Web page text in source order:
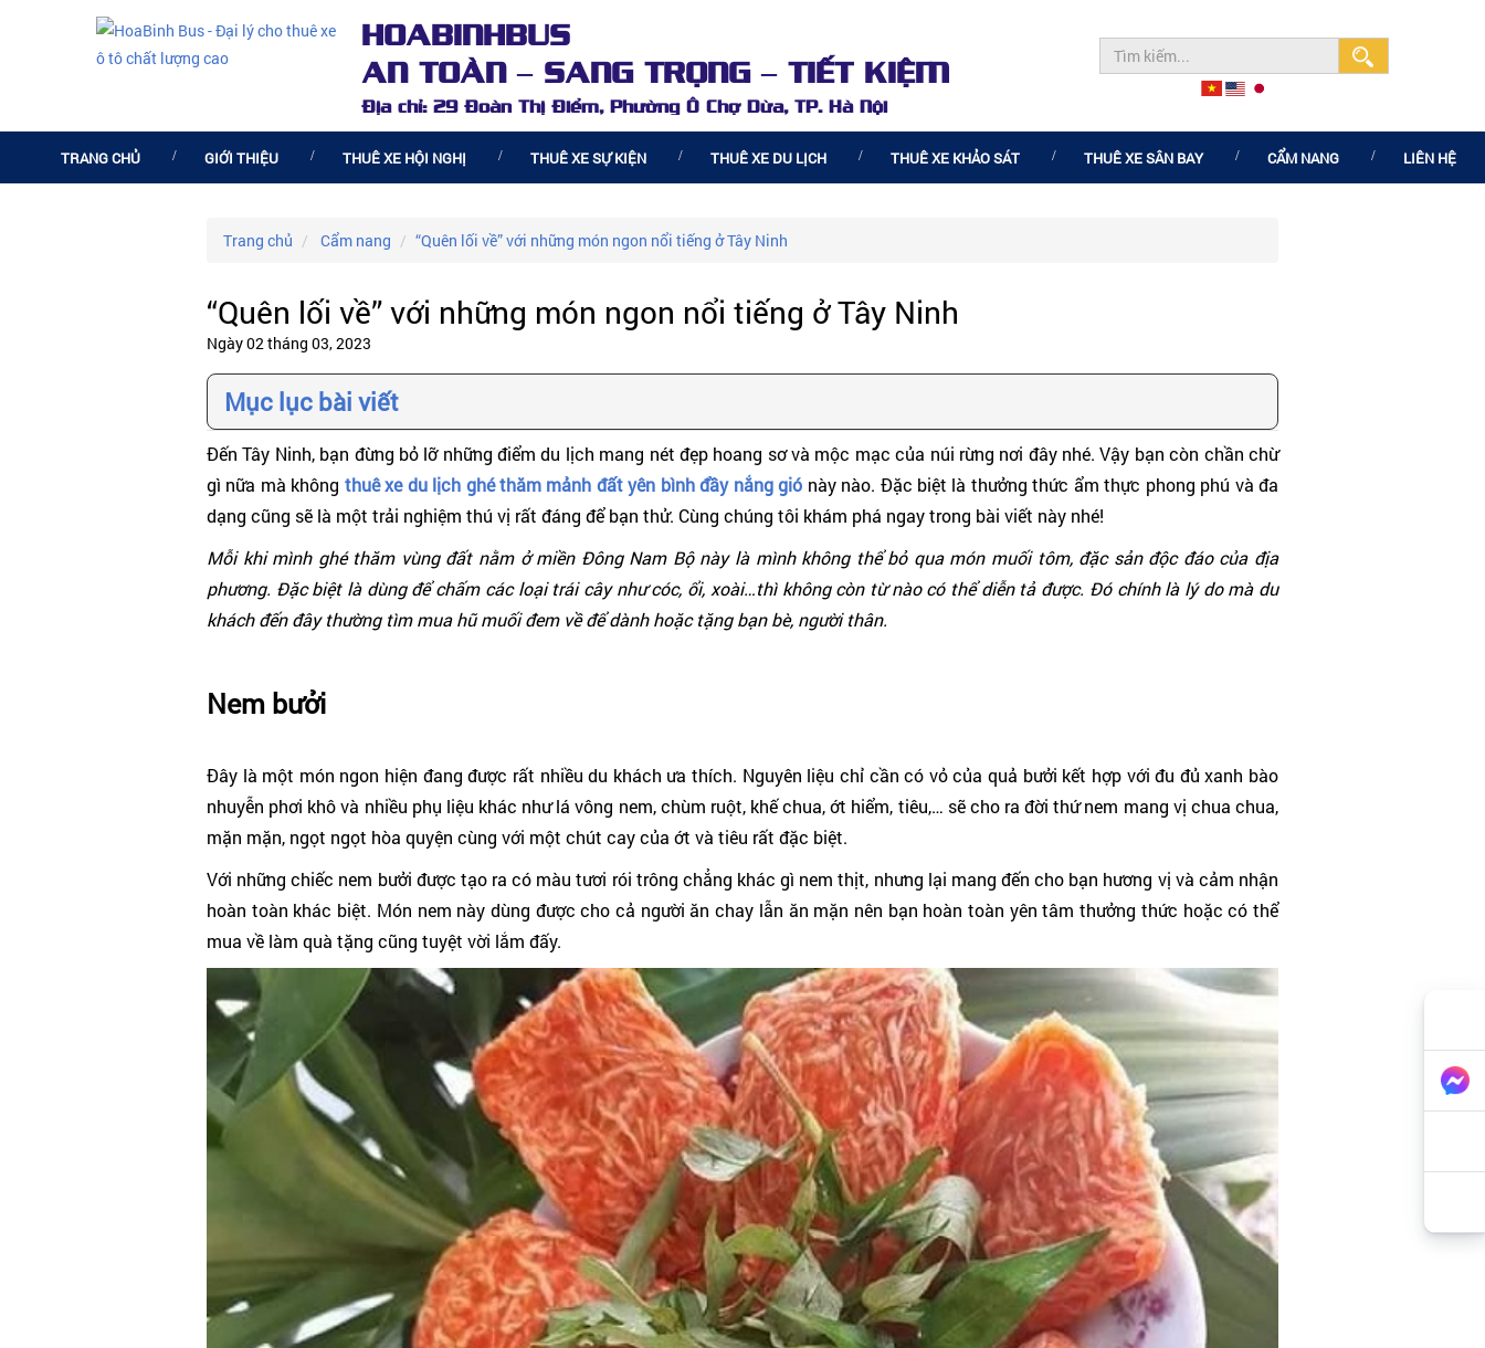
HOABINHBUS
AN TOÀN – SANG TRỌNG – TIẾT KIỆM
Địa chỉ: 29 Đoàn Thị Điểm, Phường Ô Chợ Dừa, TP. Hà Nội
TRANG CHỦ GIỚI THIỆU THUÊ XE HỘI NGHỊ THUÊ XE SỰ KIỆN THUÊ XE DU LỊCH THUÊ XE KHẢO SÁT THUÊ XE SÂN BAY CẨM NANG LIÊN HỆ
Trang chủ Cẩm nang “Quên lối về” với những món ngon nổi tiếng ở Tây Ninh
“Quên lối về” với những món ngon nổi tiếng ở Tây Ninh
Ngày 02 tháng 03, 2023
Mục lục bài viết
Đến Tây Ninh, bạn đừng bỏ lỡ những điểm du lịch mang nét đẹp hoang sơ và mộc mạc của núi rừng nơi đây nhé. Vậy bạn còn chần chừ
gì nữa mà không thuê xe du lịch ghé thăm mảnh đất yên bình đầy nắng gió này nào. Đặc biệt là thưởng thức ẩm thực phong phú và đa
dạng cũng sẽ là một trải nghiệm thú vị rất đáng để bạn thử. Cùng chúng tôi khám phá ngay trong bài viết này nhé!
Mỗi khi mình ghé thăm vùng đất nằm ở miền Đông Nam Bộ này là mình không thể bỏ qua món muối tôm, đặc sản độc đáo của địa
phương. Đặc biệt là dùng để chấm các loại trái cây như cóc, ổi, xoài…thì không còn từ nào có thể diễn tả được. Đó chính là lý do mà du
khách đến đây thường tìm mua hũ muối đem về để dành hoặc tặng bạn bè, người thân.
Nem bưởi
Đây là một món ngon hiện đang được rất nhiều du khách ưa thích. Nguyên liệu chỉ cần có vỏ của quả bưởi kết hợp với đu đủ xanh bào
nhuyễn phơi khô và nhiều phụ liệu khác như lá vông nem, chùm ruột, khế chua, ớt hiểm, tiêu,… sẽ cho ra đời thứ nem mang vị chua chua,
mặn mặn, ngọt ngọt hòa quyện cùng với một chút cay của ớt và tiêu rất đặc biệt.
Với những chiếc nem bưởi được tạo ra có màu tươi rói trông chẳng khác gì nem thịt, nhưng lại mang đến cho bạn hương vị và cảm nhận
hoàn toàn khác biệt. Món nem này dùng được cho cả người ăn chay lẫn ăn mặn nên bạn hoàn toàn yên tâm thưởng thức hoặc có thể
mua về làm quà tặng cũng tuyệt vời lắm đấy.